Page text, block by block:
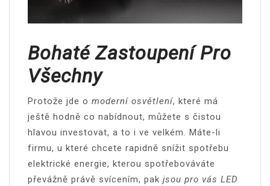
Bohaté Zastoupení Pro
Všechny
Protože jde o moderní osvětlení, které má
ještě hodně co nabídnout, můžete s čistou
hlavou investovat, a to i ve velkém. Máte-li
firmu, u které chcete rapidně snížit spotřebu
elektrické energie, kterou spotřebováváte
převážně právě svícením, pak jsou pro vás LED